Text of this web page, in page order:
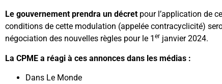
Le gouvernement prendra un décret pour l’application de
conditions de cette modulation (appelée contracyclicité)
négociation des nouvelles règles pour le 1 er janvier 2024.
La CPME a réagi à ces annonces dans les médias :
Dans Le Monde